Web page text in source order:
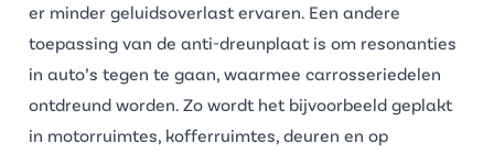
er minder geluidsoverlast ervaren. Een andere
toepassing van de anti-dreunplaat is om resonanties
in auto’s tegen te gaan, waarmee carrosseriedelen
ontdreund worden. Zo wordt het bijvoorbeeld geplakt
in motorruimtes, kofferruimtes, deuren en op